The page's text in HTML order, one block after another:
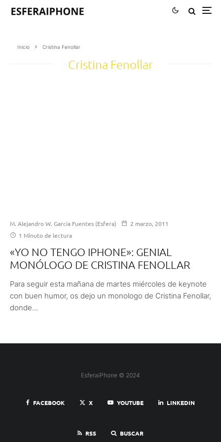
Inicio Cristina Fenollar
Cristina Fenollar
M. Alejandro W. García Fuentes (Esfera)
2 marzo, 2011
1 Minuto de lectura
«YO NO TENGO IPHONE»: GENIAL
MONÓLOGO DE CRISTINA FENOLLAR
Para seguir esta mañana de martes miércoles de keynote
con buen humor, os dejo un monologo de Cristina Fenollar,
donde...
EsferaiPhone © 2024
FACEBOOK X YOUTUBE LINKEDIN
RSS BUSCAR